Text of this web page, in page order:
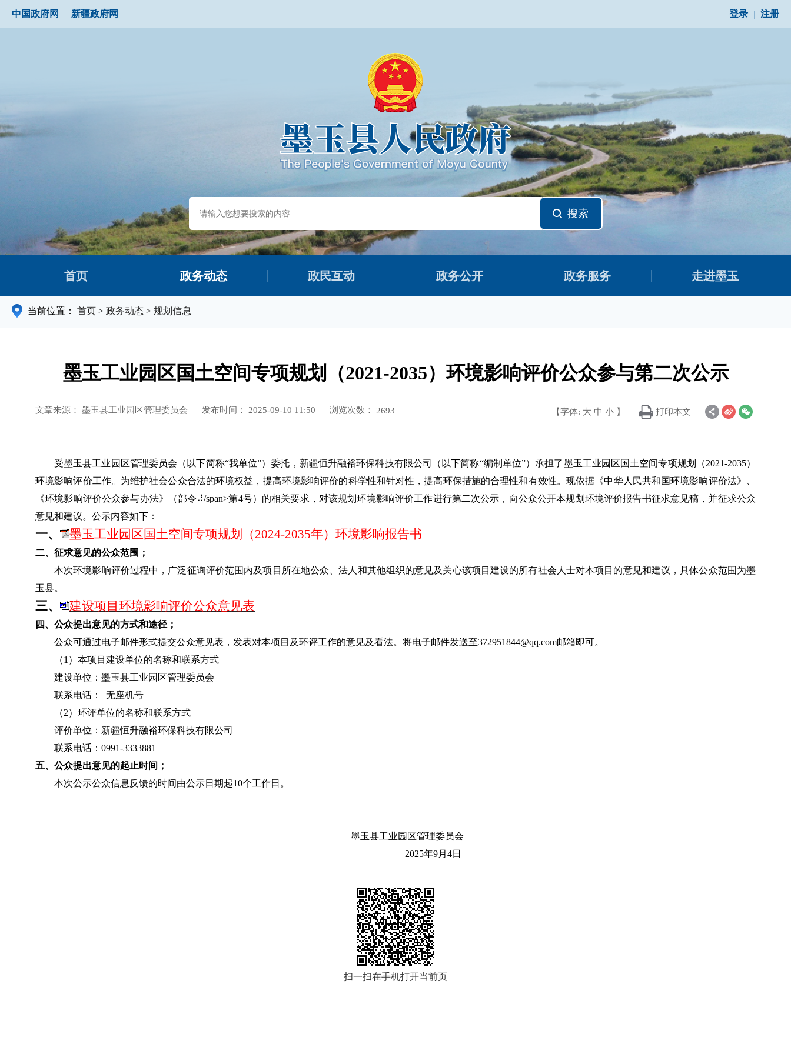
中国政府网 | 新疆政府网 登录 | 注册
搜索
首页 政务动态 政民互动 政务公开 政务服务 走进墨玉
当前位置： 首页 > 政务动态 > 规划信息
墨玉工业园区国土空间专项规划（2021-2035）环境影响评价公众参与第二次公示
文章来源： 墨玉县工业园区管理委员会 发布时间： 2025-09-10 11:50 浏览次数： 2693 【字体: 大 中 小 】 打印本文
受墨玉县工业园区管理委员会（ 以下简称“我单位”）委托，新疆恒升融裕环保科技有限公司 （ 以下简称“编制单位”） 承担了墨玉工业园区国土空间专项规划 （2021-2035）
环境影响评价工作。为维护社会公众合法的环境权益，提高环境影响评价的科学性和针对性，提高环保措施的合理性和有效性。现依据《中华人民共和国环境影响评价法》、
《环境影响评价公众参与办法》（部令⠼/span>第4号）的相关要求，对该规划环境影响评价工作进行第二次公示，向公众公开本规划环境评价报告书征求意见稿，并征求公众
意见和建议。公示内容如下：
一、 墨玉工业园区国土空间专项规划（2024-2035年）环境影响报告书
二、征求意见的公众范围；
本次环境影响评价过程中，广泛征询评价范围内及项目所在地公众、法人和其他组织的意见及关心该项目建设的所有社会人士对本项目的意见和建议，具体公众范围为墨
玉县。
三、 建设项目环境影响评价公众意见表
四、公众提出意见的方式和途径；
公众可通过电子邮件形式提交公众意见表，发表对本项目及环评工作的意见及看法。将电子邮件发送至372951844@qq.com邮箱即可。
（1 ）本项目建设单位的名称和联系方式
建设单位： 墨玉县工业园区管理委员会
联系电话： 无座机号
（2）环评单位的名称和联系方式
评价单位： 新疆恒升融裕环保科技有限公司
联系电话： 0991-3333881
五、公众提出意见的起止时间；
本次公示公众信息反馈的时间由公示日期起10个工作日。
墨玉县工业园区管理委员会
2025年9月 4日
扫一扫在手机打开当前页